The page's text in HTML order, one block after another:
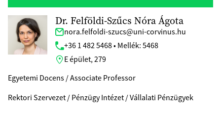
Dr. Felföldi-Szűcs Nóra Ágota
nora.felfoldi-szucs@uni-corvinus.hu
+36 1 482 5468 • Mellék: 5468
E épület, 279
Egyetemi Docens / Associate Professor
Rektori Szervezet / Pénzügy Intézet / Vállalati Pénzügyek